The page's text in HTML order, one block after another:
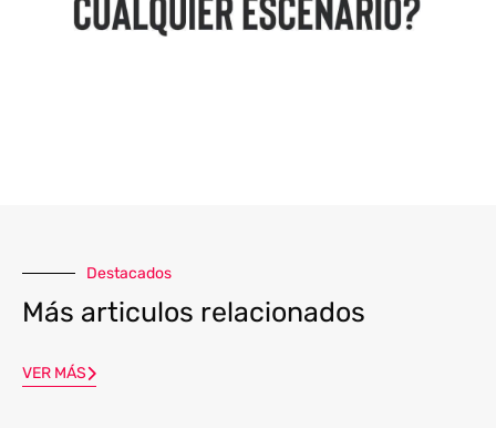
Destacados
Más articulos relacionados
VER MÁS